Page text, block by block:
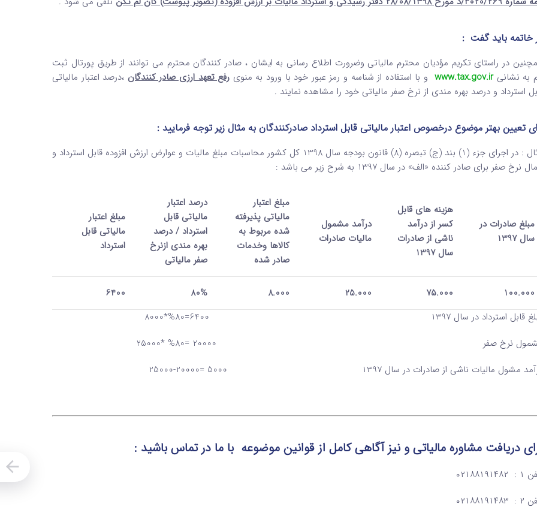
خاتمه باید گفت :
در راستای تکریم مؤدیان محترم مالیاتی وضرورت اطلاع رسانی به ایشان ، صادر کنندگان محترم می توانند از طریق پورتال ثبت
به نشانیwww.tax.gov.irو با استفاده از شناسه و رمز عبور خود با ورود به منوی رفع تعهد ارزی صادر کنندگان ،درصد اعتبار مالیاتی
استرداد و درصد بهره مندی از نرخ صفر مالیاتی خود را مشاهده نمایند .
تعیین بهتر موضوع درخصوص اعتبار مالیاتی قابل استرداد صادرکنندگان به مثال زیر توجه فرمایید :
مثال : در اجرای جزء (1) بند (ج) تبصره (8) قانون بودجه سال 1398 کل کشور محاسبات مبلغ مالیات و عوارض ارزش افزوده قابل استرداد و
نرخ صفر برای صادر کننده «الف» در سال 1397 به شرح زیر می باشد :
مبلغ صادرات در
سال 1397
هزینه های قابل
کسر از درآمد
ناشی از صادرات
سال 1397
درآمد مشمول
مالیات صادرات
مبلغ اعتبار
مالیاتی پذیرفته
شده مربوط به
کالاها وخدمات
صادر شده
درصد اعتبار
مالیاتی قابل
استرداد / درصد
بهره مندی ازنرخ
صفر مالیاتی
مبلغ اعتبار
مالیاتی قابل
استرداد
100.000
75.000
25.000
8.000
80%
6400
قابل استرداد در سال 1397 6400=80%*8000
نرخ صفر 20000 =80% *25000
مشول مالیات ناشی از صادرات در سال 1397 5000 =20000-25000
دریافت مشاوره مالیاتی و نیز آگاهی کامل از قوانین موضوعه با ما در تماسباشید :